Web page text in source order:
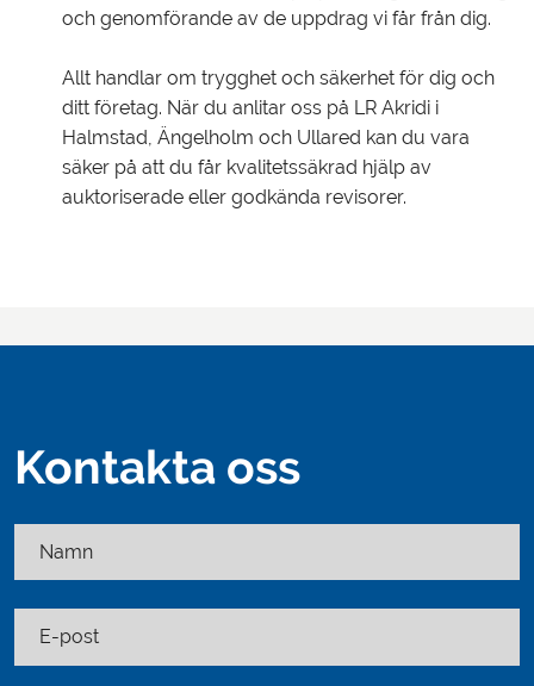
och genomförande av de uppdrag vi får från dig.
Allt handlar om trygghet och säkerhet för dig och
ditt företag. När du anlitar oss på LR Akridi i
Halmstad, Ängelholm och Ullared kan du vara
säker på att du får kvalitetssäkrad hjälp av
auktoriserade eller godkända revisorer.
Kontakta oss
Namn
E-post